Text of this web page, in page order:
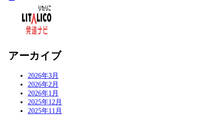
アーカイブ
2026年3月
2026年2月
2026年1月
2025年12月
2025年11月